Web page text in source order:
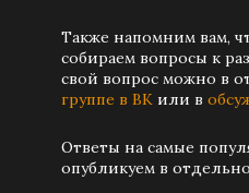
Также напомним вам,
собираем вопросы к
свой вопрос можно в
группе в ВК или в
Ответы на самые
опубликуем в